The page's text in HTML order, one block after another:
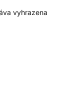
vyhrazena